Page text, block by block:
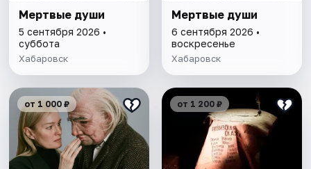
Мертвые души
5 сентября 2026 •
суббота
Хабаровск
Мертвые души
6 сентября 2026 •
воскресенье
Хабаровск
от 1 000 ₽ от 1 200 ₽